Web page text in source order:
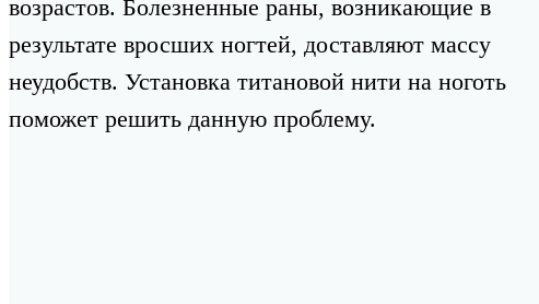
возрастов. Болезненные раны, возникающие в
результате вросших ногтей, доставляют массу
неудобств. Установка титановой нити на ноготь
поможет решить данную проблему.